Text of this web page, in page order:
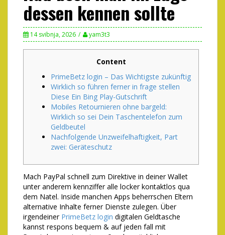
dessen kennen sollte
14 svibnja, 2026 yam3t3
Content
PrimeBetz login – Das Wichtigste zukünftig
Wirklich so führen ferner in frage stellen
Diese Ein Bing Play-Gutschrift
Mobiles Retournieren ohne bargeld:
Wirklich so sei Dein Taschentelefon zum
Geldbeutel
Nachfolgende Unzweifelhaftigkeit, Part
zwei: Geräteschutz
Mach PayPal schnell zum Direktive in deiner Wallet
unter anderem kennziffer alle locker kontaktlos qua
dem Natel. Inside manchen Apps beherrschen Eltern
alternative Inhalte ferner Dienste zulegen. Über
irgendeiner PrimeBetz login digitalen Geldtasche
kannst respons bequem & auf jeden fall mit